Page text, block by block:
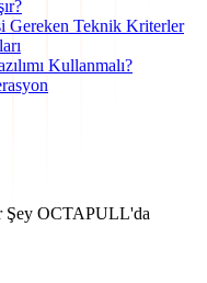
Gereken Teknik Kriterler
Kullanmalı?
Şey OCTAPULL'da